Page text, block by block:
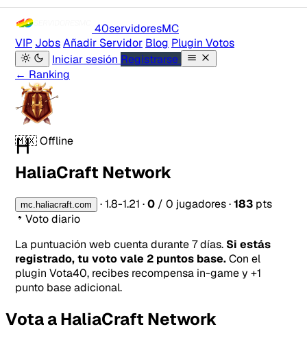
40servidoresMC
VIP JobsAñadir Servidor Blog Plugin Votos
Iniciar sesión Registrarse
← Ranking
H
🇲🇽Offline
HaliaCraft Network
mc.haliacraft.com ·1.8-1.21 ·0 / 0 jugadores·183 pts
Voto diario
La puntuación web cuenta durante 7 días. Si estás
registrado, tu voto vale 2 puntos base.Con el
plugin Vota40, recibes recompensa in-game y +1
punto base adicional.
Vota a HaliaCraft Network